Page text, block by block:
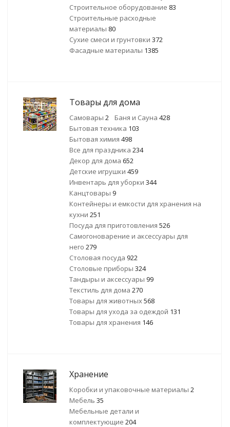
Строительное оборудование 83
Строительные расходные
материалы 80
Сухие смеси и грунтовки 372
Фасадные материалы 1385
Товары для дома
Самовары 2 Баня и Сауна 428
Бытовая техника 103
Бытовая химия 498
Все для праздника 234
Декор для дома 652
Детские игрушки 459
Инвентарь для уборки 344
Канцтовары 9
Контейнеры и емкости для хранения на
кухни 251
Посуда для приготовления 526
Самогоноварение и аксессуары для
него 279
Столовая посуда 922
Столовые приборы 324
Тандыры и аксессуары 99
Текстиль для дома 270
Товары для животных568
Товары для ухода за одеждой 131
Товары для хранения 146
Хранение
Коробки и упаковочные материалы 2
Мебель 35
Мебельные детали и
комплектующие 204